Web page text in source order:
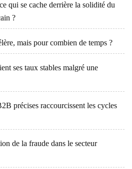
qui se cache derrière la solidité du
?
mais pour combien de temps ?
ses taux stables malgré une
précises raccourcissent les cycles
de la fraude dans le secteur